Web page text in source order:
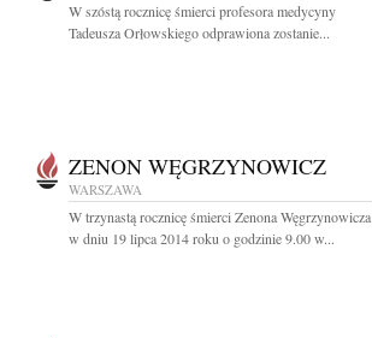
W szóstą rocznicę śmierci profesora medycyny
Tadeusza Orłowskiego odprawiona zostanie...
ZENON WĘGRZYNOWICZ
WARSZAWA
W trzynastą rocznicę śmierci Zenona Węgrzynowicza
w dniu 19 lipca 2014 roku o godzinie 9.00 w...